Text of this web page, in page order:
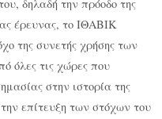
δηλαδή την πρόοδο της
έρευνας, το ΙΘΑΒΙΚ
της συνετής χρήσης των
όλες τις χώρες που
στην ιστορία της
επίτευξη των στόχων του